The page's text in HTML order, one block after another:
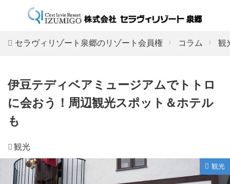
セラヴィリゾート泉郷のリゾート会員権 コラム 観
伊豆テディベアミュージアムでトトロ
に会おう！周辺観光スポット＆ホテル
も
観光
観光